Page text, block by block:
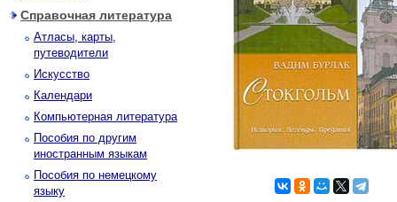
Справочная литература
Атласы, карты,
путеводители
Искусство
Календари
Компьютерная литература
Пособия по другим
иностранным языкам
Пособия по немецкому
языку